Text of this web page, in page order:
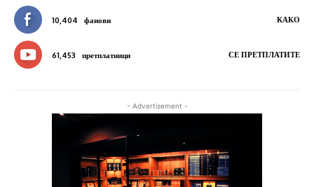
10,404 фанови КАКО
61,453 претплатници СЕ ПРЕТПЛАТИТЕ
- Advertisement -